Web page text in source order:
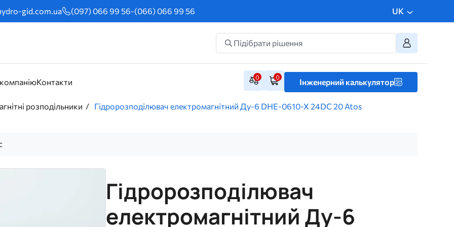
gid.com.ua (097) 066 99 56-(066) 066 99 56 UK
Контакти 0 0 Інженерний калькулятор
розподільники Гідророзподілювач електромагнітний Ду-6 DHE-0610-X 24DC 20 Atos
Гідророзподілювач
електромагнітний Ду-6